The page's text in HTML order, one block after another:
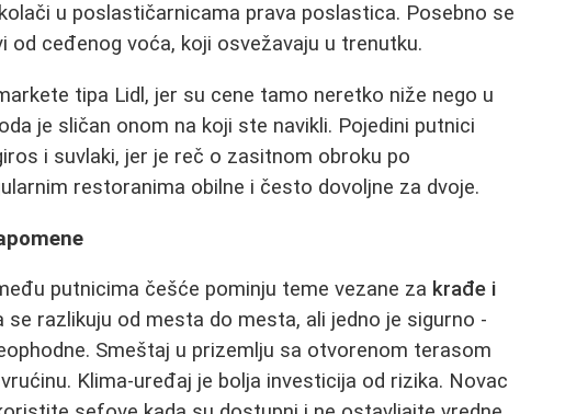
u poslastičarnicama prava poslastica. Posebno se
ceđenog voća, koji osvežavaju u trenutku.
tipa Lidl, jer su cene tamo neretko niže nego u
je sličan onom na koji ste navikli. Pojedini putnici
i suvlaki, jer je reč o zasitnom obroku po
restoranima obilne i često dovoljne za dvoje.
putnicima češće pominju teme vezane za krađe i
razlikuju od mesta do mesta, ali jedno je sigurno -
Smeštaj u prizemlju sa otvorenom terasom
Klima-uređaj je bolja investicija od rizika. Novac